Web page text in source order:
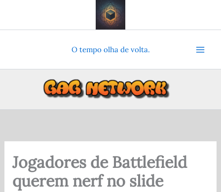
o
O tempo olha de volta.
Jogadores de Battlefield
querem nerf no slide